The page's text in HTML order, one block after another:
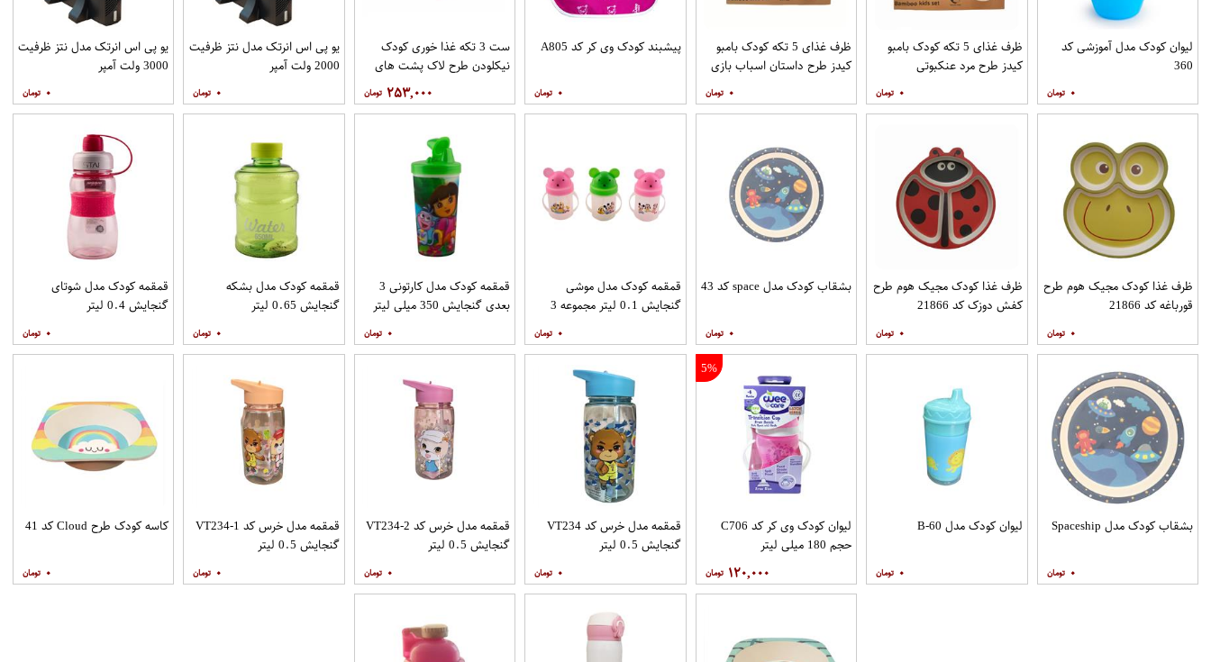
لیوان کودک مدل آموزشی کد
360
۰
ظرف غذای 5 تکه کودک بامبو
کیدز طرح مرد عنکبوتی
۰
ظرف غذای 5 تکه کودک بامبو
کیدز طرح داستان اسباب بازی
۰
پیشبند کودک وی کر کد A805
۰
ست 3 تکه غذا خوری کودک
نیکلودن طرح لاک پشت های
۲۵۳,۰۰۰
یو پی اس انرتک مدل نتز ظرفیت
2000 ولت آمپر
۰
یو پی اس انرتک مدل نتز ظرفیت
3000 ولت آمپر
۰
ظرف غذا کودک مجیک هوم طرح
قورباغه کد 21866
۰
ظرف غذا کودک مجیک هوم طرح
کفش دوزک کد 21866
۰
بشقاب کودک مدل space کد 43
۰
قمقمه کودک مدل موشی
گنجایش 0.1 لیتر مجموعه 3
۰
قمقمه کودک مدل کارتونی 3
بعدی گنجایش 350 میلی لیتر
۰
قمقمه کودک مدل بشکه
گنجایش 0.65 لیتر
۰
قمقمه کودک مدل شوتای
گنجایش 0.4 لیتر
۰
بشقاب کودک مدل Spaceship
۰
لیوان کودک مدل B-60
۰
5%
لیوان کودک وی کر کد C706
حجم 180 میلی لیتر
۱۲۰,۰۰۰
قمقمه مدل خرس کد VT234
گنجایش 0.5 لیتر
۰
قمقمه مدل خرس کد VT234-2
گنجایش 0.5 لیتر
۰
قمقمه مدل خرس کد VT234-1
گنجایش 0.5 لیتر
۰
کاسه کودک طرح Cloud کد 41
۰